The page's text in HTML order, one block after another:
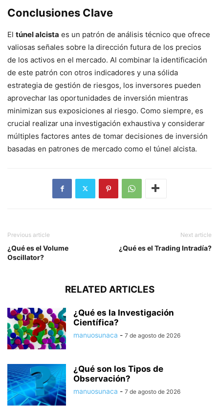
Conclusiones Clave
El túnel alcista es un patrón de análisis técnico que ofrece
valiosas señales sobre la dirección futura de los precios
de los activos en el mercado. Al combinar la identificación
de este patrón con otros indicadores y una sólida
estrategia de gestión de riesgos, los inversores pueden
aprovechar las oportunidades de inversión mientras
minimizan sus exposiciones al riesgo. Como siempre, es
crucial realizar una investigación exhaustiva y considerar
múltiples factores antes de tomar decisiones de inversión
basadas en patrones de mercado como el túnel alcista.
Previous article
¿Qué es el Volume
Oscillator?
Next article
¿Qué es el Trading Intradía?
RELATED ARTICLES
¿Qué es la Investigación
Científica?
manuosunaca - 7 de agosto de 2026
¿Qué son los Tipos de
Observación?
manuosunaca - 7 de agosto de 2026